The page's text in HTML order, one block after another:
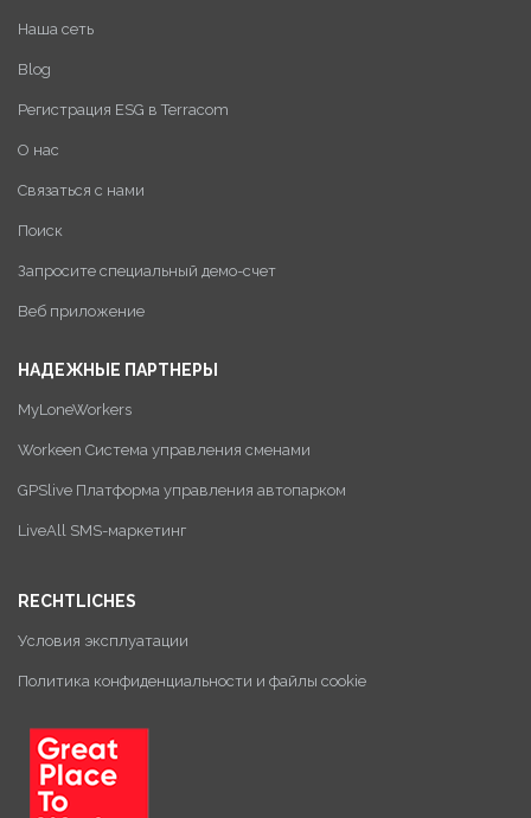
Наша сеть
Blog
Регистрация ESG в Terracom
О нас
Связаться с нами
Поиск
Запросите специальный демо-счет
Веб приложение
НАДЕЖНЫЕ ПАРТНЕРЫ
MyLoneWorkers
Workeen Система управления сменами
GPSlive Платформа управления автопарком
LiveAll SMS-маркетинг
RECHTLICHES
Условия эксплуатации
Политика конфиденциальности и файлы cookie